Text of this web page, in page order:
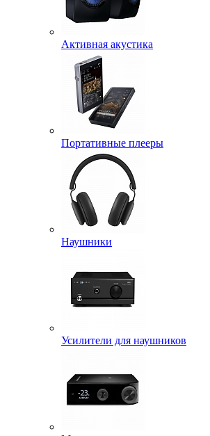
Активная акустика
Портативные плееры
Наушники
Усилители для наушников